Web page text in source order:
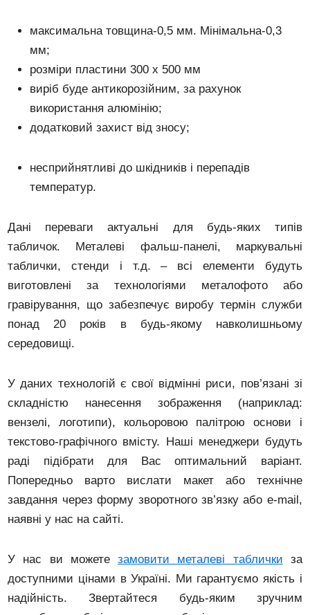
максимальна товщина-0,5 мм. Мінімальна-0,3
мм;
розміри пластини 300 х 500 мм
виріб буде антикорозійним, за рахунок
використання алюмінію;
додатковий захист від зносу;
несприйнятливі до шкідників і перепадів
температур.
Дані переваги актуальні для будь-яких типів
табличок. Металеві фальш-панелі, маркувальні
таблички, стенди і т.д. – всі елементи будуть
виготовлені за технологіями металофото або
гравірування, що забезпечує виробу термін служби
понад 20 років в будь-якому навколишньому
середовищі.
У даних технологій є свої відмінні риси, пов’язані зі
складністю нанесення зображення (наприклад:
вензелі, логотипи), кольоровою палітрою основи і
текстово-графічного вмісту. Наші менеджери будуть
раді підібрати для Вас оптимальний варіант.
Попередньо варто вислати макет або технічне
завдання через форму зворотного зв’язку або e-mail,
наявні у нас на сайті.
У нас ви можетезамовити металеві таблички за
доступними цінами в Україні. Ми гарантуємо якість і
надійність. Звертайтеся будь-яким зручним